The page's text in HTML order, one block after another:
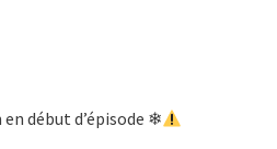
début d’épisode ❄